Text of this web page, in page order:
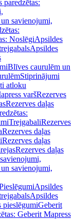
paredzētas:
un savienojumi,
NoslēgiApsildes
Apsildes
Blīves caurulēm un
Stiprinājumi
atloku
varšRezerves
Rezerves daļas
TrejgabaliRezerves
Rezerves daļas
Rezerves daļas
Rezerves daļas
un savienojumi,
Apsildes
Apsildes
pieslēgumiGeberit
Geberit Mapress